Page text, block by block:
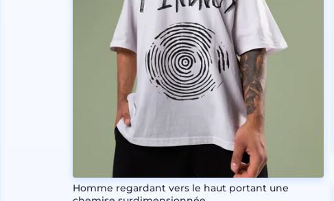
Homme regardant vers le haut portant une